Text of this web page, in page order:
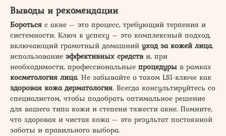
Выводы и рекомендации
Бороться с акне – это процесс, требующий терпения и
системности. Ключ к успеху – это комплексный подход,
включающий грамотный домашний уход за кожей лица,
использование эффективных средств и, при
необходимости, профессиональные процедуры в рамках
косметология лица. Не забывайте о таком LSI-ключе как
здоровая кожа дерматология. Всегда консультируйтесь со
специалистом, чтобы подобрать оптимальное решение
для вашего типа кожи и степени тяжести акне. Помните,
что здоровая и чистая кожа – это результат постоянной
заботы и правильного выбора.